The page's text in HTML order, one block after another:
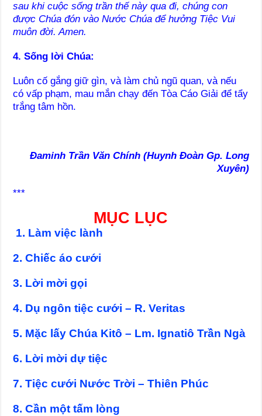
sau khi cuộc sống trần thế này qua đi, chúng con
được Chúa đón vào Nước Chúa để hưởng Tiệc Vui
muôn đời. Amen.
4. Sống lời Chúa:
Luôn cố gắng giữ gìn, và làm chủ ngũ quan, và nếu
có vấp phạm, mau mắn chạy đến Tòa Cáo Giải để tẩy
trắng tâm hồn.
Đaminh Trần Văn Chính (Huynh Đoàn Gp. Long
Xuyên)
***
MỤC LỤC
1. Làm việc lành
2. Chiếc áo cưới
3. Lời mời gọi
4. Dụ ngôn tiệc cưới – R. Veritas
5. Mặc lấy Chúa Kitô – Lm. Ignatiô Trần Ngà
6. Lời mời dự tiệc
7. Tiệc cưới Nước Trời – Thiên Phúc
8. Cần một tấm lòng